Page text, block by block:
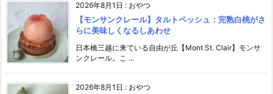
2026年8月1日 : おやつ
【モンサンクレール】タルトペッシュ：完熟白桃がさ
らに美味しくなるしあわせ
日本橋三越に来ている自由が丘【Mont St. Clair】モンサ
ンクレール。こ ...
2026年8月1日 : おやつ